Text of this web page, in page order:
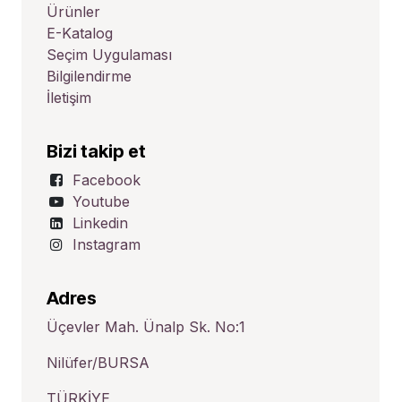
Ürünler
E-Katalog
Seçim Uygulaması
Bilgilendirme
İletişim
Bizi takip et
Facebook
Youtube
Linkedin
Instagram
Adres
Üçevler Mah. Ünalp Sk. No:1
Nilüfer/BURSA
TÜRKİYE